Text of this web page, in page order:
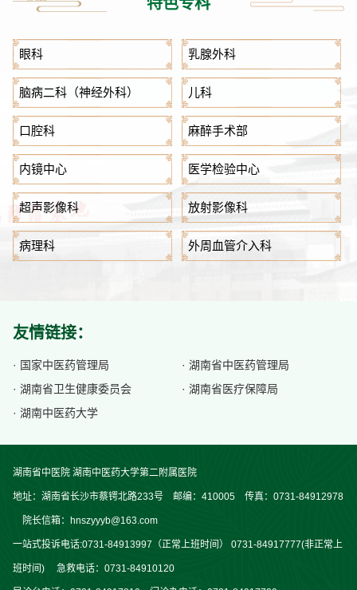
眼科 乳腺外科
脑病二科（神经外科） 儿科
口腔科 麻醉手术部
内镜中心 医学检验中心
超声影像科 放射影像科
病理科 外周血管介入科
友情链接：
· 国家中医药管理局
· 湖南省中医药管理局
· 湖南省卫生健康委员会
· 湖南省医疗保障局
· 湖南中医药大学
湖南省中医院 湖南中医药大学第二附属医院
地址：湖南省长沙市蔡锷北路233号 邮编：410005 传真：0731-84912978
院长信箱：hnszyyyb@163.com
一站式投诉电话:0731-84913997（正常上班时间） 0731-84917777(非正常上
班时间) 急救电话：0731-84910120